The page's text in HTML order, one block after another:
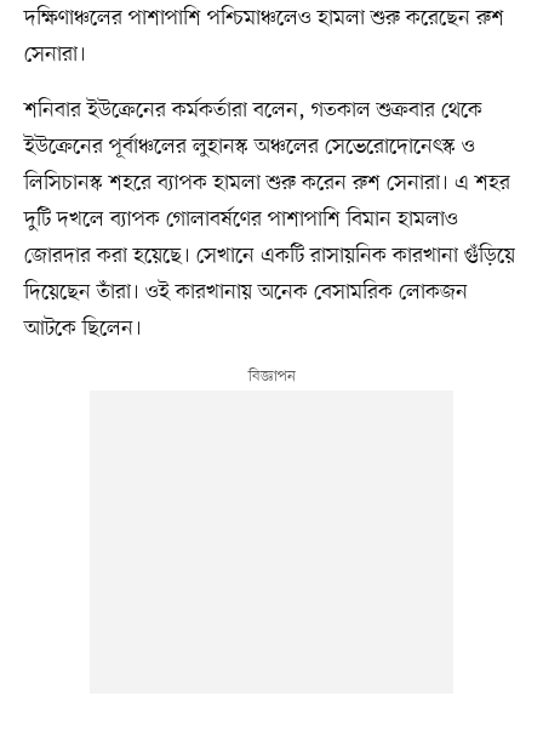
দক্ষিণাঞ্চলের পাশাপাশি পশ্চিমাঞ্চলেও হামলা শুরু করেছেন রুশ
সেনারা।
শনিবার ইউক্রেনের কর্মকর্তারা বলেন, গতকাল শুক্রবার থেকে
ইউক্রেনের পূর্বাঞ্চলের লুহানস্ক অঞ্চলের সেভেরোদোনেৎস্ক ও
লিসিচানস্ক শহরে ব্যাপক হামলা শুরু করেন রুশ সেনারা। এ শহর
দুটি দখলে ব্যাপক গোলাবর্ষণের পাশাপাশি বিমান হামলাও
জোরদার করা হয়েছে। সেখানে একটি রাসায়নিক কারখানা গুঁড়িয়ে
দিয়েছেন তাঁরা। ওই কারখানায় অনেক বেসামরিক লোকজন
আটকে ছিলেন।